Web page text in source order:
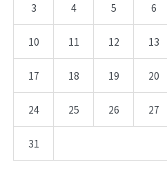
3 4 5 6
10 11 12 13
17 18 19 20
24 25 26 27
31